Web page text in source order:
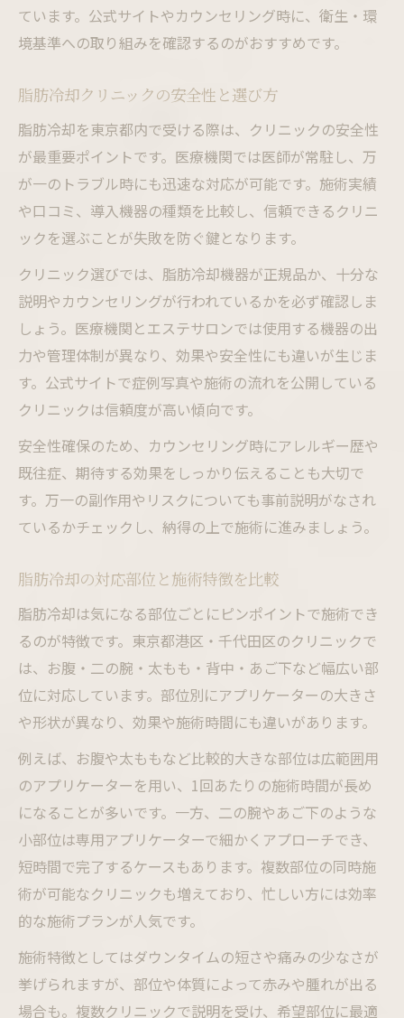
脂肪冷却で健康と美を両立するポイント
効果重視なら知っておきたい脂肪冷却環境
脂肪冷却の施術機器と最新技術の特徴
脂肪冷却の施術環境が効果に与える影響
脂肪冷却で快適な施術時間を過ごすには
脂肪冷却の効果を高める施術前後の注意点
口コミで話題の脂肪冷却施術体験の実態
脂肪冷却の口コミが語る施術体験の真実
脂肪冷却体験者のリアルな評価と感想
脂肪冷却口コミで分かるクリニックの特徴
脂肪冷却施術前後の変化を口コミで検証
脂肪冷却の口コミから学ぶ失敗しない選択
ています。公式サイトやカウンセリング時に、衛生・環
境基準への取り組みを確認するのがおすすめです。
脂肪冷却クリニックの安全性と選び方
脂肪冷却を東京都内で受ける際は、クリニックの安全性
が最重要ポイントです。医療機関では医師が常駐し、万
が一のトラブル時にも迅速な対応が可能です。施術実績
や口コミ、導入機器の種類を比較し、信頼できるクリニ
ックを選ぶことが失敗を防ぐ鍵となります。
クリニック選びでは、脂肪冷却機器が正規品か、十分な
説明やカウンセリングが行われているかを必ず確認しま
しょう。医療機関とエステサロンでは使用する機器の出
力や管理体制が異なり、効果や安全性にも違いが生じま
す。公式サイトで症例写真や施術の流れを公開している
クリニックは信頼度が高い傾向です。
安全性確保のため、カウンセリング時にアレルギー歴や
既往症、期待する効果をしっかり伝えることも大切で
す。万一の副作用やリスクについても事前説明がなされ
ているかチェックし、納得の上で施術に進みましょう。
脂肪冷却の対応部位と施術特徴を比較
脂肪冷却は気になる部位ごとにピンポイントで施術でき
るのが特徴です。東京都港区・千代田区のクリニックで
は、お腹・二の腕・太もも・背中・あご下など幅広い部
位に対応しています。部位別にアプリケーターの大きさ
や形状が異なり、効果や施術時間にも違いがあります。
例えば、お腹や太ももなど比較的大きな部位は広範囲用
のアプリケーターを用い、1回あたりの施術時間が長め
になることが多いです。一方、二の腕やあご下のような
小部位は専用アプリケーターで細かくアプローチでき、
短時間で完了するケースもあります。複数部位の同時施
術が可能なクリニックも増えており、忙しい方には効率
的な施術プランが人気です。
施術特徴としてはダウンタイムの短さや痛みの少なさが
挙げられますが、部位や体質によって赤みや腫れが出る
場合も。複数クリニックで説明を受け、希望部位に最適